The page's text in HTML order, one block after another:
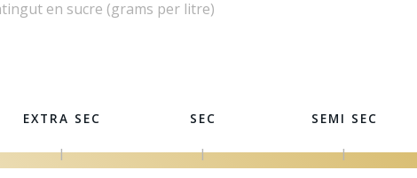
en sucre (grams per litre)
EXTRA SEC
|
SEC
|
SEMI SEC
|